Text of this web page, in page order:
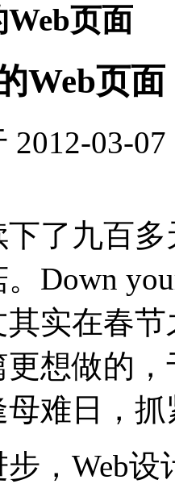
页面
Web页面
2012-03-07
了九百
Down
其实在春
想做的
难日，
，Web